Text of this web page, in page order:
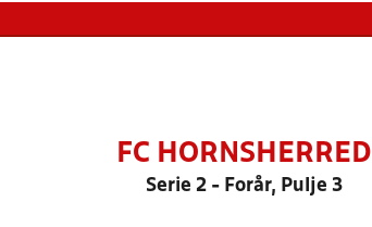
FC HORNSHERRED
Serie 2 - Forår, Pulje 3